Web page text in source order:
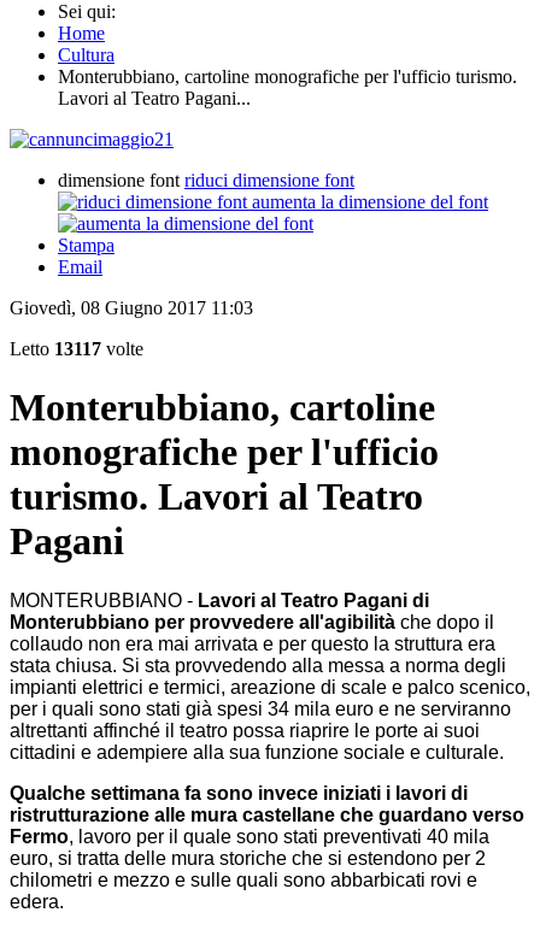
Sei qui:
Home
Cultura
Monterubbiano, cartoline monografiche per l'ufficio turismo.
Lavori al Teatro Pagani...
dimensione font riduci dimensione font
aumenta la dimensione del font
Stampa
Email
Giovedì, 08 Giugno 2017 11:03
Letto 13117 volte
Monterubbiano, cartoline
monografiche per l'ufficio
turismo. Lavori al Teatro
Pagani
MONTERUBBIANO - Lavori al Teatro Pagani di
Monterubbiano per provvedere all'agibilità che dopo il
collaudo non era mai arrivata e per questo la struttura era
stata chiusa. Si sta provvedendo alla messa a norma degli
impianti elettrici e termici, areazione di scale e palco scenico,
per i quali sono stati già spesi 34 mila euro e ne serviranno
altrettanti affinché il teatro possa riaprire le porte ai suoi
cittadini e adempiere alla sua funzione sociale e culturale.
Qualche settimana fa sono invece iniziati i lavori di
ristrutturazione alle mura castellane che guardano verso
Fermo, lavoro per il quale sono stati preventivati 40 mila
euro, si tratta delle mura storiche che si estendono per 2
chilometri e mezzo e sulle quali sono abbarbicati rovi e
edera.